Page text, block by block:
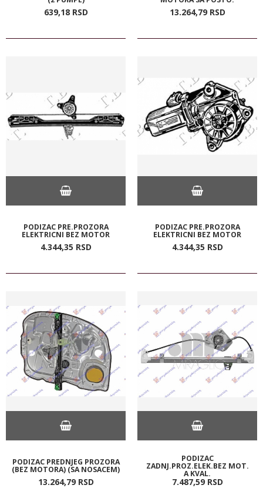
639,18 RSD 13.264,79 RSD
PODIZAC PRE.PROZORA
ELEKTRICNI BEZ MOTOR
4.344,35 RSD
PODIZAC PRE.PROZORA
ELEKTRICNI BEZ MOTOR
4.344,35 RSD
PODIZAC PREDNJEG PROZORA
(BEZ MOTORA) (SA NOSACEM)
13.264,79 RSD
PODIZAC
ZADNJ.PROZ.ELEK.BEZ MOT.
A KVAL.
7.487,59 RSD